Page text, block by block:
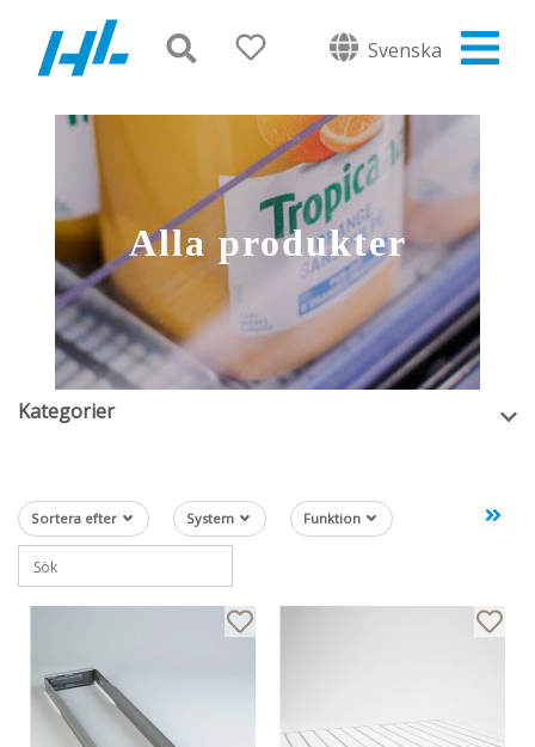
Svenska
Alla produkter
Kategorier
Sortera efter System Funktion